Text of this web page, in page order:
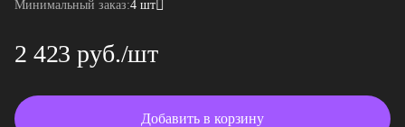
Минимальный заказ:4 шт
2 423 руб./шт
Добавить в корзину